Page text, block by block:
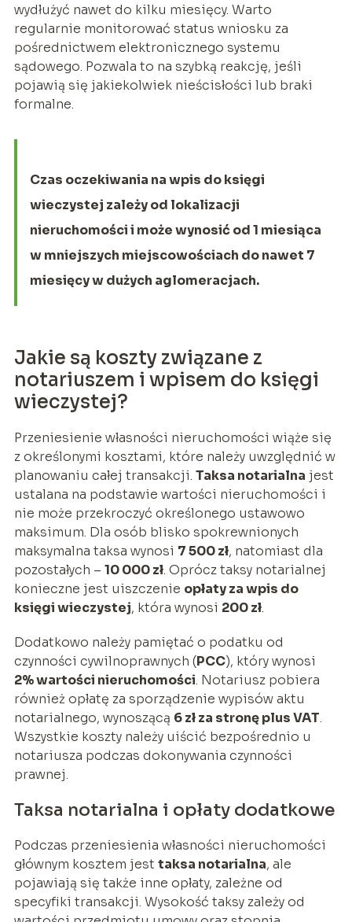
wydłużyć nawet do kilku miesięcy. Warto
regularnie monitorować status wniosku za
pośrednictwem elektronicznego systemu
sądowego. Pozwala to na szybką reakcję, jeśli
pojawią się jakiekolwiek nieścisłości lub braki
formalne.
Czas oczekiwania na wpis do księgi
wieczystej zależy od lokalizacji
nieruchomości i może wynosić od 1 miesiąca
w mniejszych miejscowościach do nawet 7
miesięcy w dużych aglomeracjach.
Jakie są koszty związane z
notariuszem i wpisem do księgi
wieczystej?
Przeniesienie własności nieruchomości wiąże się
z określonymi kosztami, które należy uwzględnić w
planowaniu całej transakcji. Taksa notarialna jest
ustalana na podstawie wartości nieruchomości i
nie może przekroczyć określonego ustawowo
maksimum. Dla osób blisko spokrewnionych
maksymalna taksa wynosi 7 500 zł, natomiast dla
pozostałych – 10 000 zł. Oprócz taksy notarialnej
konieczne jest uiszczenie opłaty za wpis do
księgi wieczystej, która wynosi 200 zł.
Dodatkowo należy pamiętać o podatku od
czynności cywilnoprawnych (PCC), który wynosi
2% wartości nieruchomości. Notariusz pobiera
również opłatę za sporządzenie wypisów aktu
notarialnego, wynoszącą 6 zł za stronę plus VAT.
Wszystkie koszty należy uiścić bezpośrednio u
notariusza podczas dokonywania czynności
prawnej.
Taksa notarialna i opłaty dodatkowe
Podczas przeniesienia własności nieruchomości
głównym kosztem jest taksa notarialna, ale
pojawiają się także inne opłaty, zależne od
specyfiki transakcji. Wysokość taksy zależy od